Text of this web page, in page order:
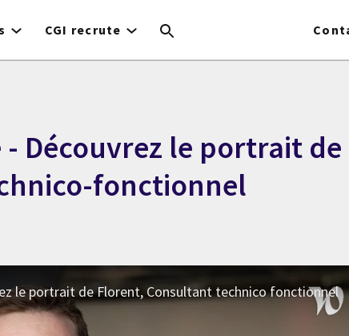
CGI recrute
Découvrez le portrait de
fonctionnel
le portrait de Florent, Consultant technico fonctionnel